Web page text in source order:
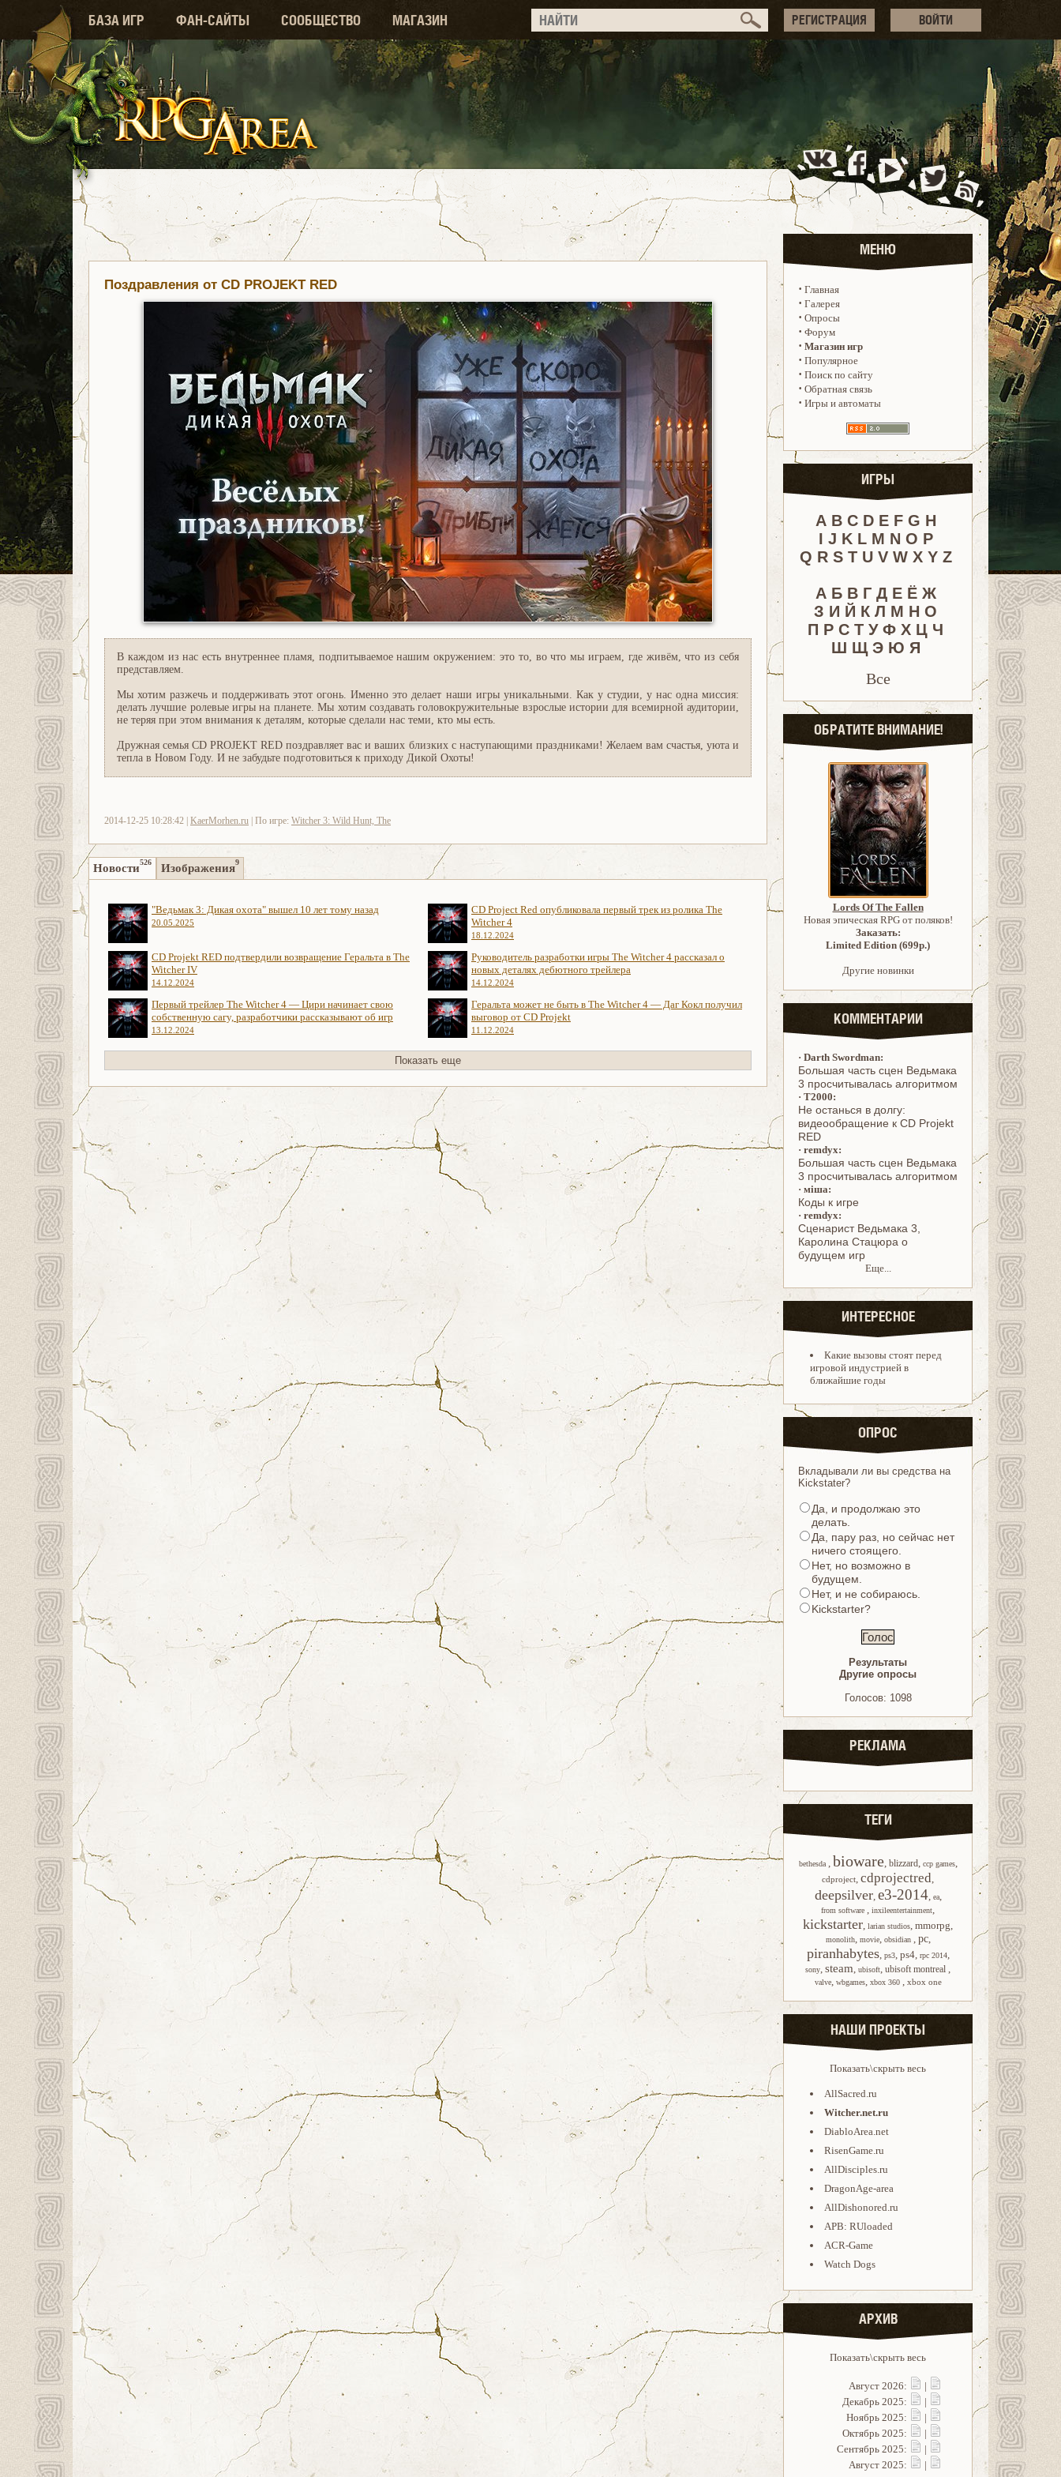
БАЗА ИГР ФАН-САЙТЫ СООБЩЕСТВО МАГАЗИН РЕГИСТРАЦИЯ ВОЙТИ
Поздравления от CD PROJEKT RED
В каждом из нас есть внутреннее пламя, подпитываемое нашим окружением: это то, во что мы играем, где живём, что из себя
представляем.
Мы хотим разжечь и поддерживать этот огонь. Именно это делает наши игры уникальными. Как у студии, у нас одна миссия:
делать лучшие ролевые игры на планете. Мы хотим создавать головокружительные взрослые истории для всемирной аудитории,
не теряя при этом внимания к деталям, которые сделали нас теми, кто мы есть.
Дружная семья CD PROJEKT RED поздравляет вас и ваших близких с наступающими праздниками! Желаем вам счастья, уюта и
тепла в Новом Году. И не забудьте подготовиться к приходу Дикой Охоты!
2014-12-25 10:28:42 | KaerMorhen.ru | По игре: Witcher 3: Wild Hunt, The
Новости526 Изображения9
"Ведьмак 3: Дикая охота" вышел 10 лет тому назад
20.05.2025
CD Project Red опубликовала первый трек из ролика The
Witcher 4
18.12.2024
CD Projekt RED подтвердили возвращение Геральта в The
Witcher IV
14.12.2024
Руководитель разработки игры The Witcher 4 рассказал о
новых деталях дебютного трейлера
14.12.2024
Первый трейлер The Witcher 4 — Цири начинает свою
собственную сагу, разработчики рассказывают об игр
13.12.2024
Геральта может не быть в The Witcher 4 — Даг Кокл получил
выговор от CD Projekt
11.12.2024
Показать еще
МЕНЮ
· Главная
· Галерея
· Опросы
· Форум
· Магазин игр
· Популярное
· Поиск по сайту
· Обратная связь
· Игры и автоматы
ИГРЫ
A B C D E F G H
I J K L M N O P
Q R S T U V W X Y Z
А Б В Г Д Е Ё Ж
З И Й К Л М Н О
П Р С Т У Ф Х Ц Ч
Ш Щ Э Ю Я
Все
ОБРАТИТЕ ВНИМАНИЕ!
Lords Of The Fallen
Новая эпическая RPG от поляков!
Заказать:
Limited Edition (699р.)
Другие новинки
КОММЕНТАРИИ
· Darth Swordman:
Большая часть сцен Ведьмака
3 просчитывалась алгоритмом
· T2000:
Не останься в долгу:
видеообращение к CD Projekt
RED
· remdyx:
Большая часть сцен Ведьмака
3 просчитывалась алгоритмом
· міша:
Коды к игре
· remdyx:
Cценарист Ведьмака 3,
Каролина Стацюра о
будущем игр
Еще...
ИНТЕРЕСНОЕ
Какие вызовы стоят перед
игровой индустрией в
ближайшие годы
ОПРОС
Вкладывали ли вы средства на
Kickstater?
Да, и продолжаю это
делать.
Да, пару раз, но сейчас нет
ничего стоящего.
Нет, но возможно в
будущем.
Нет, и не собираюсь.
Kickstarter?
Результаты
Другие опросы
Голосов: 1098
РЕКЛАМА
ТЕГИ
bethesda , bioware, blizzard, ccp games,
cdproject, cdprojectred,
deepsilver, e3-2014, ea,
from software , inxileentertainment,
kickstarter, larian studios, mmorpg,
monolith, movie, obsidian , pc,
piranhabytes, ps3, ps4, rpc 2014,
sony, steam, ubisoft, ubisoft montreal ,
valve, wbgames, xbox 360 , xbox one
НАШИ ПРОЕКТЫ
Показать\скрыть весь
AllSacred.ru
Witcher.net.ru
DiabloArea.net
RisenGame.ru
AllDisciples.ru
DragonAge-area
AllDishonored.ru
APB: RUloaded
ACR-Game
Watch Dogs
АРХИВ
Показать\скрыть весь
Август 2026:
|
Декабрь 2025:
|
Ноябрь 2025:
|
Октябрь 2025:
|
Сентябрь 2025:
|
Август 2025:
|